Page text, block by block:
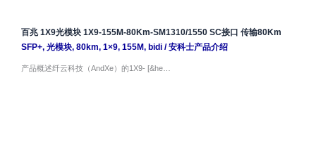
百兆 1X9光模块 1X9-155M-80Km-SM1310/1550 SC接口 传输80Km
SFP+, 光模块, 80km, 1×9, 155M, bidi/安科士产品介绍
产品概述纤云科技（AndXe）的1X9- [&he…